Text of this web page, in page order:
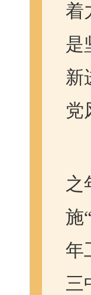
着
是
新
党
之
施
年
三